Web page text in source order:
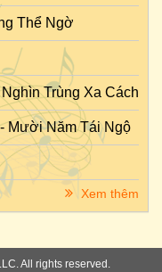
Thể Ngờ
Trùng Xa Cách
Mười Năm Tái Ngộ
Xem thêm
All rights reserved.